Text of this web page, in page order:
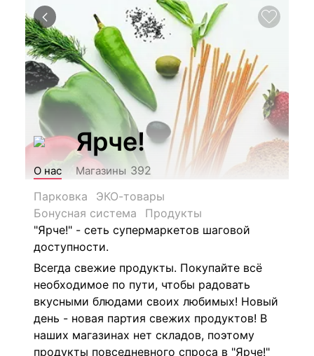
Ярче!
О нас Магазины 392
Парковка
ЭКО-товары
Бонусная система
Продукты
"Ярче!" - сеть супермаркетов шаговой
доступности.
Всегда свежие продукты. Покупайте всё
необходимое по пути, чтобы радовать
вкусными блюдами своих любимых! Новый
день - новая партия свежих продуктов! В
наших магазинах нет складов, поэтому
продукты повседневного спроса в "Ярче!"